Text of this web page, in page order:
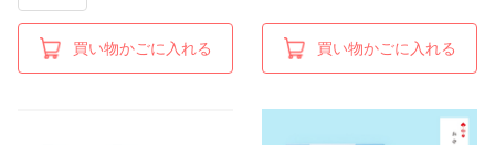
買い物かごに入れる 買い物かごに入れる